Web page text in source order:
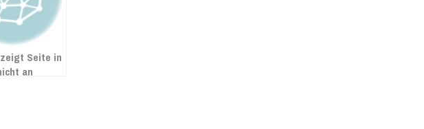
Seite in
an